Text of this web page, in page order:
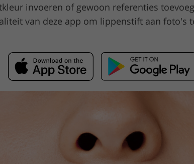
invoeren of gewoon referenties
van deze app om lippenstift aan foto's